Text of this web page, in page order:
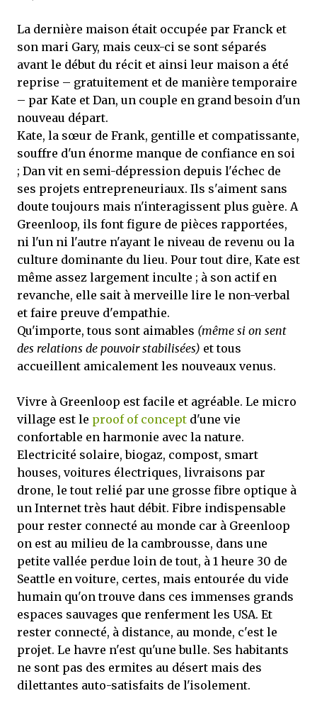
La dernière maison était occupée par Franck et
son mari Gary, mais ceux-ci se sont séparés
avant le début du récit et ainsi leur maison a été
reprise – gratuitement et de manière temporaire
– par Kate et Dan, un couple en grand besoin d'un
nouveau départ.
Kate, la sœur de Frank, gentille et compatissante,
souffre d'un énorme manque de confiance en soi
; Dan vit en semi-dépression depuis l'échec de
ses projets entrepreneuriaux. Ils s'aiment sans
doute toujours mais n'interagissent plus guère. A
Greenloop, ils font figure de pièces rapportées,
ni l'un ni l'autre n'ayant le niveau de revenu ou la
culture dominante du lieu. Pour tout dire, Kate est
même assez largement inculte ; à son actif en
revanche, elle sait à merveille lire le non-verbal
et faire preuve d'empathie.
Qu'importe, tous sont aimables (même si on sent
des relations de pouvoir stabilisées) et tous
accueillent amicalement les nouveaux venus.
Vivre à Greenloop est facile et agréable. Le micro
village est le proof of concept d'une vie
confortable en harmonie avec la nature.
Electricité solaire, biogaz, compost, smart
houses, voitures électriques, livraisons par
drone, le tout relié par une grosse fibre optique à
un Internet très haut débit. Fibre indispensable
pour rester connecté au monde car à Greenloop
on est au milieu de la cambrousse, dans une
petite vallée perdue loin de tout, à 1 heure 30 de
Seattle en voiture, certes, mais entourée du vide
humain qu'on trouve dans ces immenses grands
espaces sauvages que renferment les USA. Et
rester connecté, à distance, au monde, c'est le
projet. Le havre n'est qu'une bulle. Ses habitants
ne sont pas des ermites au désert mais des
dilettantes auto-satisfaits de l'isolement.